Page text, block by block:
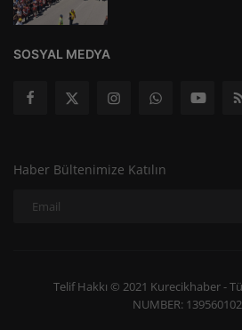
SOSYAL MEDYA
Haber Bültenimize Katılın
Telif Hakkı © 2021 Kurecikhaber -
NUMBER: